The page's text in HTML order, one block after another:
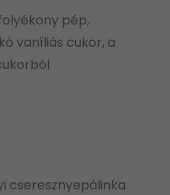
pép,
vaníliás cukor, a
cseresznyepálinka